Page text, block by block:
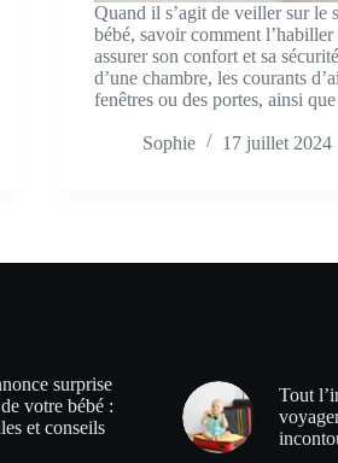
Quand il s’agit de veiller sur le
bébé, savoir comment l’habiller
assurer son confort et sa
d’une chambre, les courants
fenêtres ou des portes, ainsi
Sophie 17 juillet 2024
surprise
votre bébé :
et conseils
Tout